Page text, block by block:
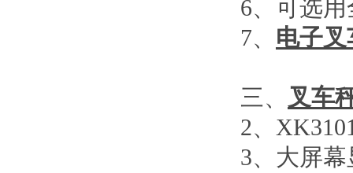
6、可选
7、 电子
三、 叉车
2、
3、大屏